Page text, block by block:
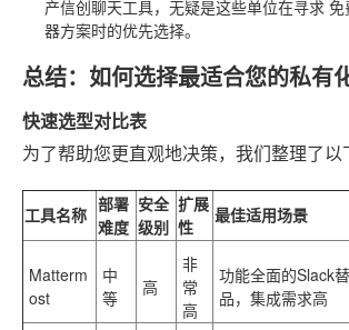
产信创聊天工具，无疑是这些单位在寻求 免
器方案时的优先选择。
总结：如何选择最适合您的私有
快速选型对比表
为了帮助您更直观地决策，我们整理了以
工具名称 部署
难度
安全
级别
扩展
性
最佳适用场景
Matterm
ost
中
等
高
非
常
高
功能全面的Slack
品，集成需求高